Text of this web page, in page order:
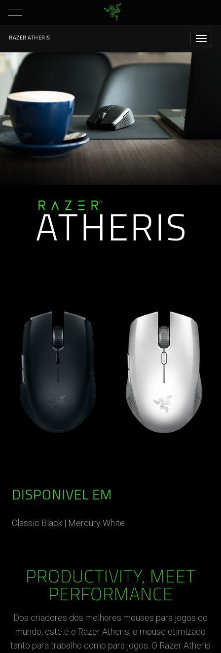
RAZER ATHERIS
DISPONIVEL EM
Classic Black | Mercury White
PRODUCTIVITY, MEET
PERFORMANCE
Dos criadores dos melhores mouses para jogos do
mundo, este é o Razer Atheris, o mouse otimizado
tanto para trabalho como para jogos. O Razer Atheris